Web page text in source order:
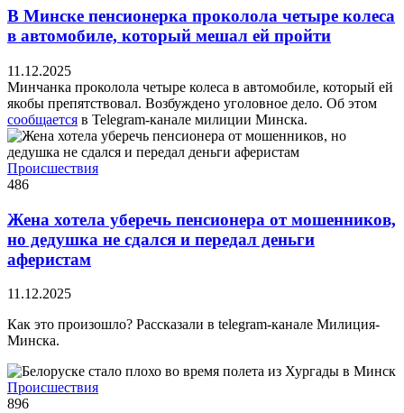
В Минске пенсионерка проколола четыре колеса
в автомобиле, который мешал ей пройти
11.12.2025
Минчанка проколола четыре колеса в автомобиле, который ей
якобы препятствовал. Возбуждено уголовное дело. Об этом
сообщается в Telegram-канале милиции Минска.
Происшествия
486
Жена хотела уберечь пенсионера от мошенников,
но дедушка не сдался и передал деньги
аферистам
11.12.2025
Как это произошло? Рассказали в telegram-канале Милиция-
Минска.
Происшествия
896